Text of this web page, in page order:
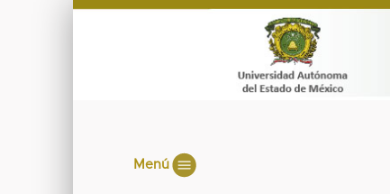
Menú